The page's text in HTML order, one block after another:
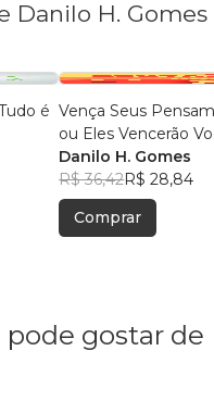
Danilo H. Gomes
é Vença Seus
ou Eles Vencerão
Danilo H. Gomes
R$ 36,42R$ 28,84
Comprar
gostar de